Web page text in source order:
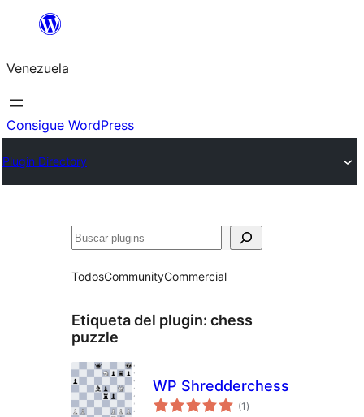
Saltar
contenido
Venezuela
Consigue WordPress
Plugin Directory
Buscar
TodosCommunityCommercial
Etiqueta del plugin: chess
puzzle
WP Shredderchess
(1 total
de
)